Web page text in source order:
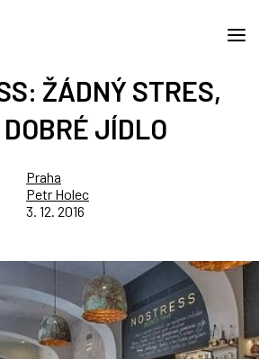
ŽÁDNÝ STRES,
JÍDLO
Praha
Petr Holec
3. 12. 2016